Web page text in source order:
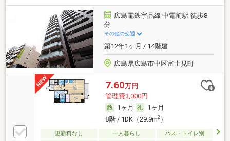
広島電鉄宇品線 中電前駅 徒歩8
分
その他の交通
築12年1ヶ月 / 14階建
広島県広島市中区富士見町
7.60万円
管理費3,000円
1ヶ月
1ヶ月
8階 / 1DK（29.9m2）
更新料なし 一人暮らし
バス・トイレ別